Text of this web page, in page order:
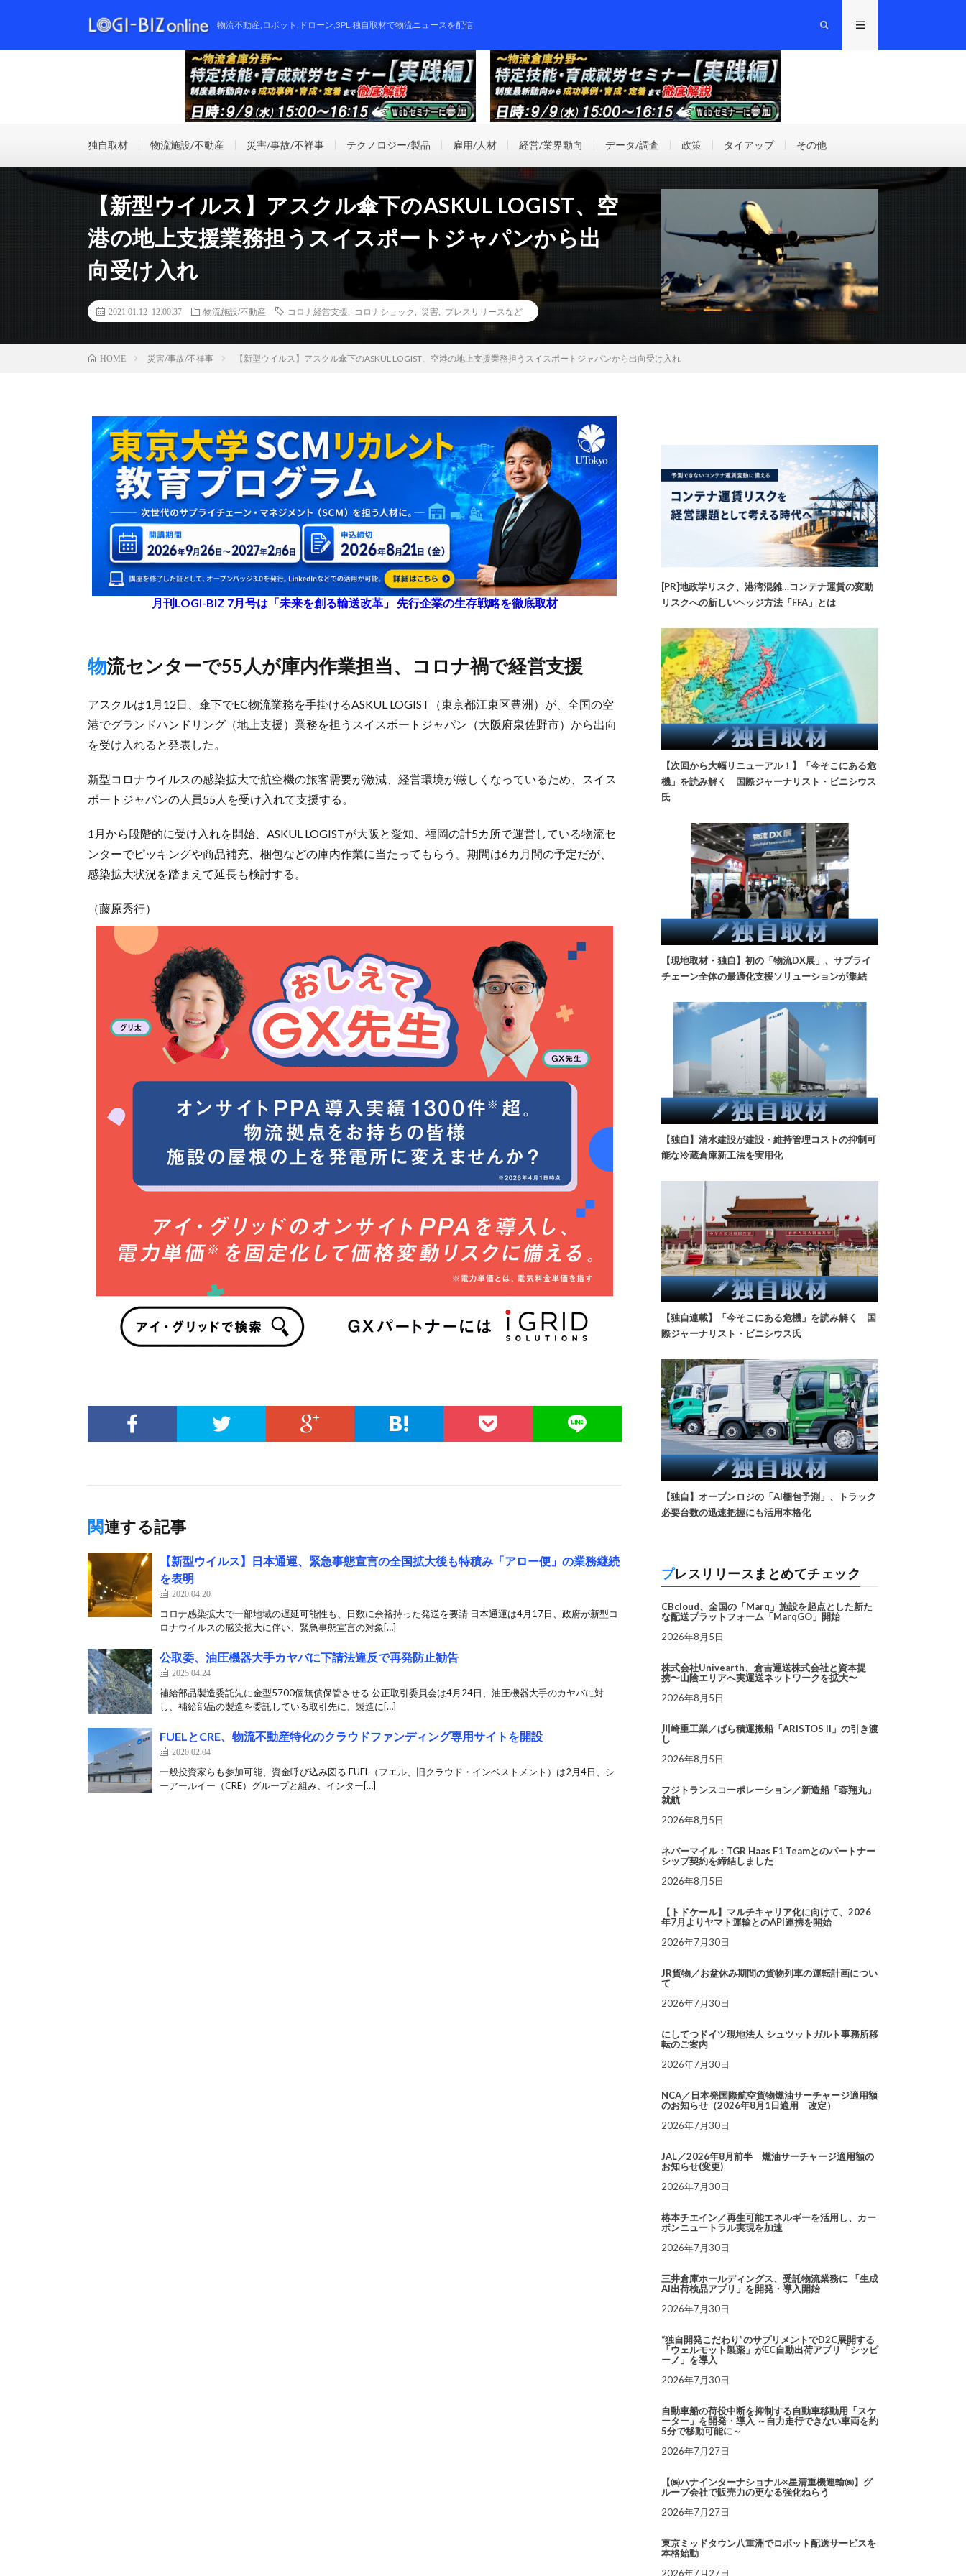
物流不動産,ロボット,ドローン,3PL,独自取材で物流ニュースを配信
独自取材 物流施設/不動産 災害/事故/不祥事 テクノロジー/製品 雇用/人材 経営/業界動向 データ/調査 政策 タイアップ その他
【新型ウイルス】アスクル傘下のASKUL LOGIST、空
港の地上支援業務担うスイスポートジャパンから出
向受け入れ
2021.01.12 12:00:37 物流施設/不動産 コロナ経営支援 コロナショック 災害 プレスリリースなど
HOME 災害/事故/不祥事 【新型ウイルス】アスクル傘下のASKUL LOGIST、空港の地上支援業務担うスイスポートジャパンから出向受け入れ
月刊LOGI-BIZ 7月号は「未来を創る輸送改革」 先行企業の生存戦略を徹底取材
物流センターで55人が庫内作業担当、コロナ禍で経営支援
アスクルは1月12日、傘下でEC物流業務を手掛けるASKUL LOGIST（東京都江東区豊洲）が、全国の空
港でグランドハンドリング（地上支援）業務を担うスイスポートジャパン（大阪府泉佐野市）から出向
を受け入れると発表した。
新型コロナウイルスの感染拡大で航空機の旅客需要が激減、経営環境が厳しくなっているため、スイス
ポートジャパンの人員55人を受け入れて支援する。
1月から段階的に受け入れを開始、ASKUL LOGISTが大阪と愛知、福岡の計5カ所で運営している物流セ
ンターでピッキングや商品補充、梱包などの庫内作業に当たってもらう。期間は6カ月間の予定だが、
感染拡大状況を踏まえて延長も検討する。
（藤原秀行）
関連する記事
【新型ウイルス】日本通運、緊急事態宣言の全国拡大後も特積み「アロー便」の業務継続
を表明
2020.04.20
コロナ感染拡大で一部地域の遅延可能性も、日数に余裕持った発送を要請 日本通運は4月17日、政府が新型コ
ロナウイルスの感染拡大に伴い、緊急事態宣言の対象[…]
公取委、油圧機器大手カヤバに下請法違反で再発防止勧告
2025.04.24
補給部品製造委託先に金型5700個無償保管させる 公正取引委員会は4月24日、油圧機器大手のカヤバに対
し、補給部品の製造を委託している取引先に、製造に[…]
FUELとCRE、物流不動産特化のクラウドファンディング専用サイトを開設
2020.02.04
一般投資家らも参加可能、資金呼び込み図る FUEL（フエル、旧クラウド・インベストメント）は2月4日、シ
ーアールイー（CRE）グループと組み、インター[…]
[PR]地政学リスク、港湾混雑…コンテナ運賃の変動
リスクへの新しいヘッジ方法「FFA」とは
【次回から大幅リニューアル！】「今そこにある危
機」を読み解く 国際ジャーナリスト・ビニシウス
氏
【現地取材・独自】初の「物流DX展」、サプライ
チェーン全体の最適化支援ソリューションが集結
【独自】清水建設が建設・維持管理コストの抑制可
能な冷蔵倉庫新工法を実用化
【独自連載】「今そこにある危機」を読み解く 国
際ジャーナリスト・ビニシウス氏
【独自】オープンロジの「AI梱包予測」、トラック
必要台数の迅速把握にも活用本格化
プレスリリースまとめてチェック
CBcloud、全国の「Marq」施設を起点とした新た
な配送プラットフォーム「MarqGO」開始
2026年8月5日
株式会社Univearth、倉吉運送株式会社と資本提
携〜山陰エリアへ実運送ネットワークを拡大〜
2026年8月5日
川崎重工業／ばら積運搬船「ARISTOS II」の引き渡
し
2026年8月5日
フジトランスコーポレーション／新造船「蓉翔丸」
就航
2026年8月5日
ネバーマイル：TGR Haas F1 Teamとのパートナー
シップ契約を締結しました
2026年8月5日
【トドケール】マルチキャリア化に向けて、2026
年7月よりヤマト運輸とのAPI連携を開始
2026年7月30日
JR貨物／お盆休み期間の貨物列車の運転計画につい
て
2026年7月30日
にしてつドイツ現地法人 シュツットガルト事務所移
転のご案内
2026年7月30日
NCA／日本発国際航空貨物燃油サーチャージ適用額
のお知らせ（2026年8月1日適用 改定）
2026年7月30日
JAL／2026年8月前半 燃油サーチャージ適用額の
お知らせ(変更)
2026年7月30日
椿本チエイン／再生可能エネルギーを活用し、カー
ボンニュートラル実現を加速
2026年7月30日
三井倉庫ホールディングス、受託物流業務に 「生成
AI出荷検品アプリ」を開発・導入開始
2026年7月30日
“独自開発こだわり”のサプリメントでD2C展開する
「ウェルモット製薬」がEC自動出荷アプリ「シッピ
ーノ」を導入
2026年7月30日
自動車船の荷役中断を抑制する自動車移動用「スケ
ーター」を開発・導入 ～自力走行できない車両を約
5分で移動可能に～
2026年7月27日
【㈱ハナインターナショナル×星清重機運輸㈱】グ
ループ会社で販売力の更なる強化ねらう
2026年7月27日
東京ミッドタウン八重洲でロボット配送サービスを
本格始動
2026年7月27日